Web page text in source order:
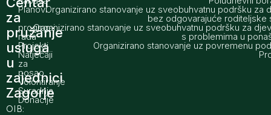
za
pružanje
usluga
u
zajednici
Zagorje
OIB:
Planovi
i
programi
rada
Projekti
Natječaji
za
posao
Volontiranje
Suradnja
Donacije
Organizirano stanovanje uz sveobuhvatnu podršku za
bez odgovarajuće roditeljske
Organizirano stanovanje uz sveobuhvatnu podršku za
s problemima u
Organizirano stanovanje uz povremenu